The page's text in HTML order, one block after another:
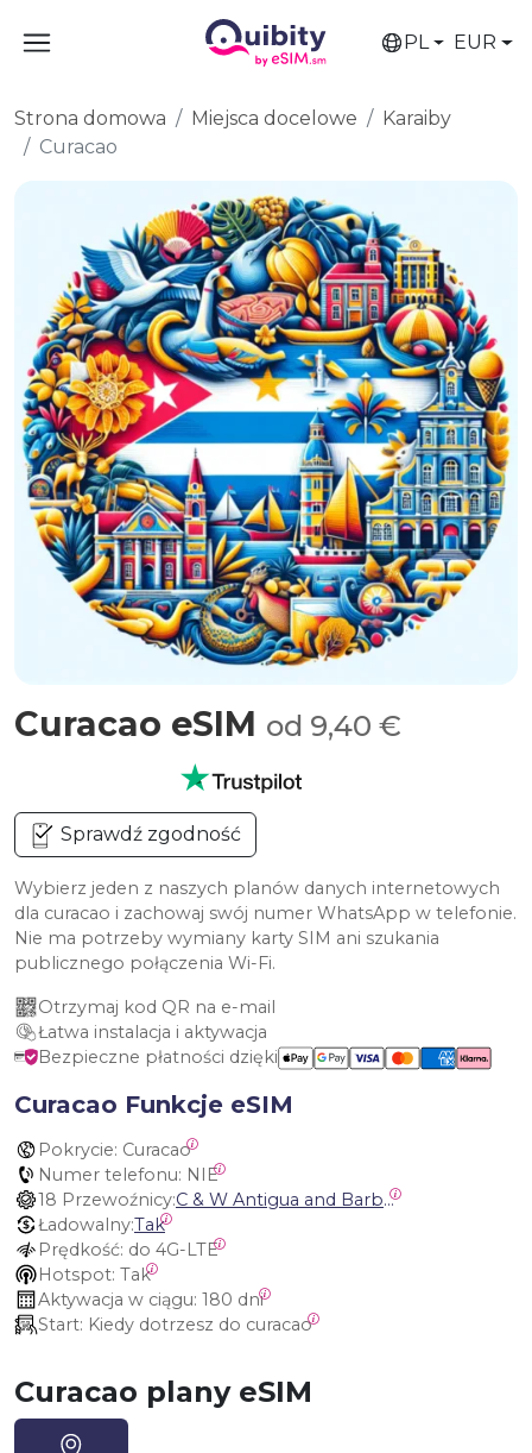
PL EUR
Strona domowa Miejsca docelowe
Karaiby
Curacao
Curacao eSIM od 9,40 €
Sprawdź zgodność
Wybierz jeden z naszych planów danych internetowych
dla curacao i zachowaj swój numer WhatsApp w telefonie.
Nie ma potrzeby wymiany karty SIM ani szukania
publicznego połączenia Wi-Fi.
Otrzymaj kod QR na e-mail
Łatwa instalacja i aktywacja
Bezpieczne płatności dzięki
Curacao Funkcje eSIM
Pokrycie: Curacao
Numer telefonu: NIE
18 Przewoźnicy:
C & W Antigua and Barbuda, Cable and Wireless Anguilla, Cable & Wireless - LIME, Setel Netherlands Antilles, BTC Bahamas, C&W (Flow), Claro, Bouygues/DigiCel, Dauphin, Free, Cable & Wireless Jamaica, Cable & Wireless Saint Kitts and Nevis, Cable & Wireless Saint Lucia, Cable & Wireless Montserrat, Liberty, Telephone Company Puerto Rico , Cable & Wireless, C & W Saint Vincent and Grenadines
Ładowalny:Tak
Prędkość: do 4G-LTE
Hotspot: Tak
Aktywacja w ciągu: 180 dni
Start: Kiedy dotrzesz do curacao
Curacao plany eSIM